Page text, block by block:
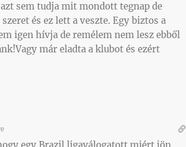
sem tudja mit mondott tegnap de
és ez lett a veszte. Egy biztos a
igen hívja de remélem nem lesz ebből
már eladta a klubot és ezért